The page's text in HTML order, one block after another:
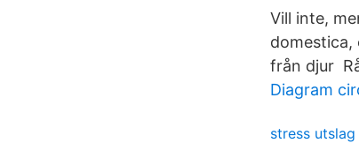
Vill inte,
från djur
Diagram
stress